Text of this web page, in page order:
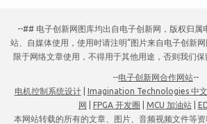
--## 电子创新网图库均出自电子创新网，版权归属
站、自媒体使用，使用时请注明“图片来自电子创新
限于网络文章使用，不得用于其他用途，否则我们
--电子创新网合作网站--
电机控制系统设计| Imagination Technologies 中
网
FPGA 开发圈 MCU 加油站|
本网站转载的所有的文章、图片、音频视频文件等